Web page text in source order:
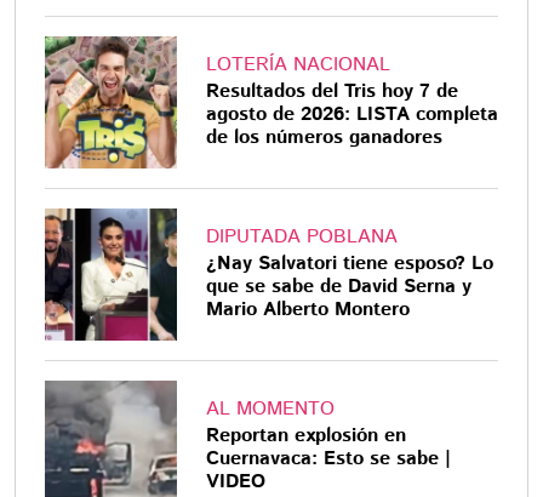
LOTERÍA NACIONAL
Resultados del Tris hoy 7 de
agosto de 2026: LISTA completa
de los números ganadores
DIPUTADA POBLANA
¿Nay Salvatori tiene esposo? Lo
que se sabe de David Serna y
Mario Alberto Montero
AL MOMENTO
Reportan explosión en
Cuernavaca: Esto se sabe |
VIDEO